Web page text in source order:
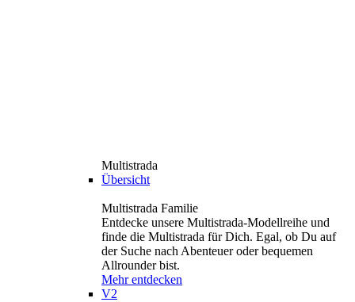
Multistrada
Übersicht
Multistrada Familie
Entdecke unsere Multistrada-Modellreihe und
finde die Multistrada für Dich. Egal, ob Du auf
der Suche nach Abenteuer oder bequemen
Allrounder bist.
Mehr entdecken
V2